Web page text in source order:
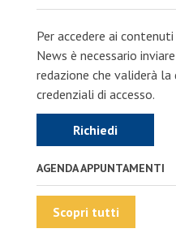
Per accedere ai
News è necessario
redazione che validerà
credenziali di accesso.
Richiedi
AGENDA APPUNTAMENTI
Scopri tutti